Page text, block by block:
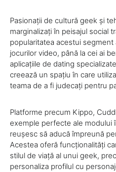
Pasionații de cultură geek și
marginalizați în peisajul social
popularitatea acestui segment
jocurilor video, până la cei ai
aplicațiile de dating
creează un spațiu în care
teama de a fi judecați pentru
Platforme precum Kippo,
exemple perfecte ale modului
reușesc să aducă împreună
Acestea oferă funcționalități
stilul de viață al unui geek,
personaliza profilul cu